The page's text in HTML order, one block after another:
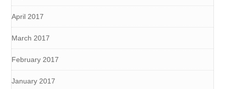
April 2017
March 2017
February 2017
January 2017